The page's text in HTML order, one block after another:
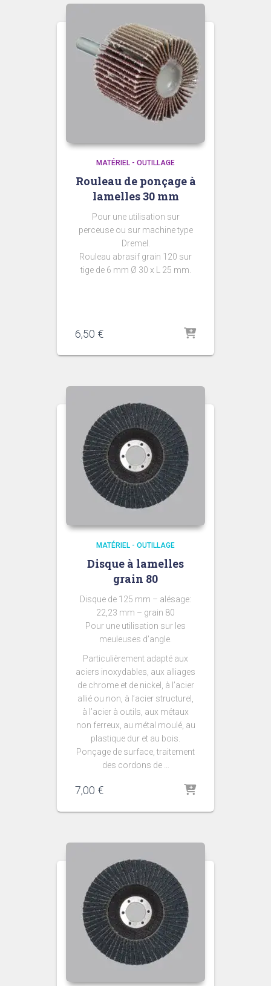
MATÉRIEL - OUTILLAGE
Rouleau de ponçage à
lamelles 30 mm
Pour une utilisation sur
perceuse ou sur machine type
Dremel.
Rouleau abrasif grain 120 sur
tige de 6 mm Ø 30 x L 25 mm.
6,50 €
MATÉRIEL - OUTILLAGE
Disque à lamelles
grain 80
Disque de 125 mm – alésage:
22,23 mm – grain 80
Pour une utilisation sur les
meuleuses d’angle.
Particulièrement adapté aux
aciers inoxydables, aux alliages
de chrome et de nickel, à l’acier
allié ou non, à l’acier structurel,
à l’acier à outils, aux métaux
non ferreux, au métal moulé, au
plastique dur et au bois.
Ponçage de surface, traitement
des cordons de …
7,00 €